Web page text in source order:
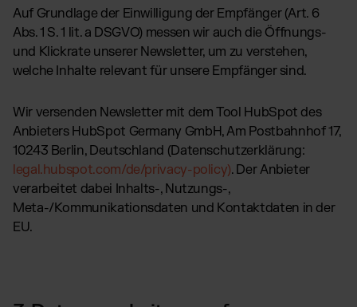
Auf Grundlage der Einwilligung der Empfänger (Art. 6
Abs. 1 S. 1 lit. a DSGVO) messen wir auch die Öffnungs-
und Klickrate unserer Newsletter, um zu verstehen,
welche Inhalte relevant für unsere Empfänger sind.
Wir versenden Newsletter mit dem Tool HubSpot des
Anbieters HubSpot Germany GmbH, Am Postbahnhof 17,
10243 Berlin, Deutschland (Datenschutzerklärung:
legal.hubspot.com/de/privacy-policy). Der Anbieter
verarbeitet dabei Inhalts-, Nutzungs-,
Meta-/Kommunikationsdaten und Kontaktdaten in der
EU.